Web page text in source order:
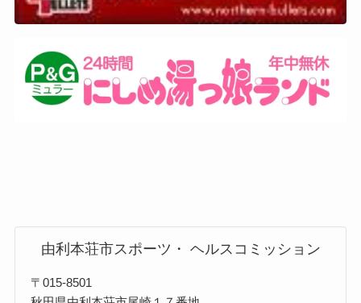
由利本荘市スポーツ・ ヘルスコミッション
〒015-8501